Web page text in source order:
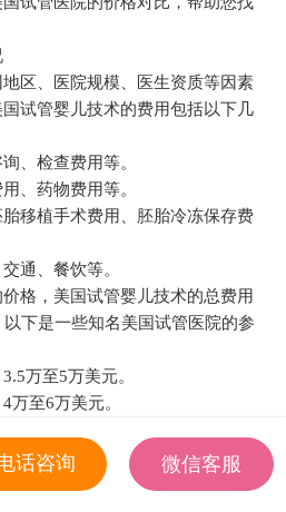
、医院规模、医生资质等因素
试管婴儿技术的费用包括以下几
检查费用等。
药物费用等。
植手术费用、胚胎冷冻保存费
通、餐饮等。
，美国试管婴儿技术的总费用
下是一些知名美国试管医院的参
万至5万美元。
至6万美元。
时，可以从以下几个方面进行
话咨询
微信客服